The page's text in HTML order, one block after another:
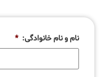
نام و نام خانوادگی: *